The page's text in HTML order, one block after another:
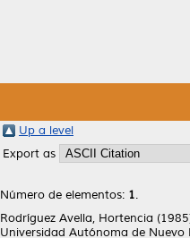
Up a level
Export as
Número de elementos: 1.
Rodríguez Avella, Hortencia
Universidad Autónoma de Nuevo